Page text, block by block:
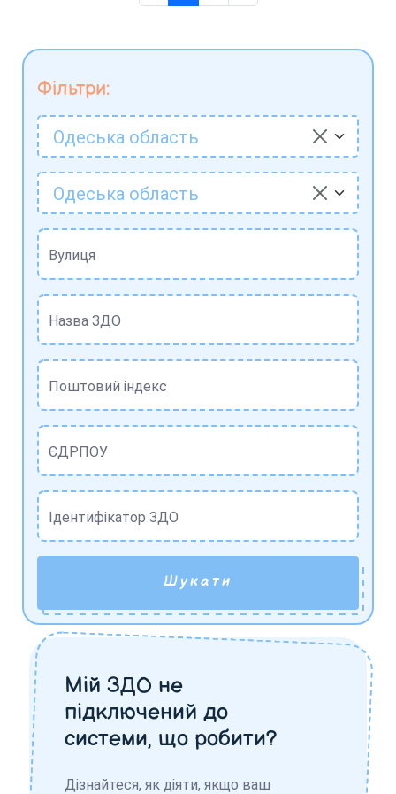
Фільтри:
Одеська область
Одеська область
Вулиця
Назва ЗДО
Поштовий індекс
ЄДРПОУ
Ідентифікатор ЗДО
Шукати
Мій ЗДО не
підключений до
системи, що робити?
Дізнайтеся, як діяти, якщо ваш